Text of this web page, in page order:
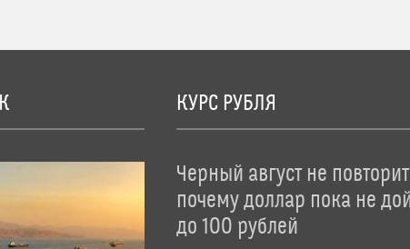
КУРС РУБЛЯ
Черный август не
почему доллар пока не
до 100 рублей